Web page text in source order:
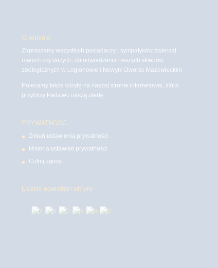
O witrynie
Zapraszamy wszystkich posiadaczy i sympatyków zwierząt
małych czy dużych, do odwiedzenia naszych sklepów
zoologicznych w Legionowie i Nowym Dworze Mazowieckim
Polecamy także wizytę na naszej stronie internetowej, która
przybliży Państwu naszą ofertę.
PRYWATNOŚĆ
Zmień ustawienia prywatności
Historia ustawień prywatności
Cofnij zgody
Licznik odwiedzin witryny